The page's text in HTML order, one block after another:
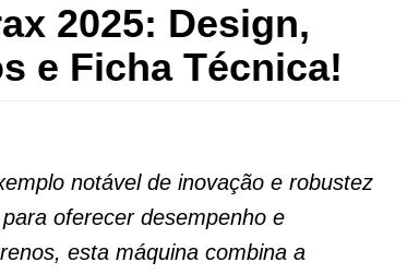
2025: Design,
e Ficha Técnica!
notável de inovação e robustez
oferecer desempenho e
esta máquina combina a